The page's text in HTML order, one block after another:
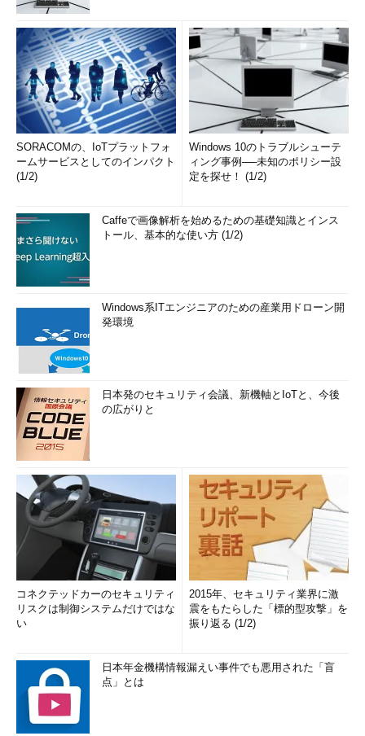
SORACOMの、IoTプラットフォ
ームサービスとしてのインパクト
(1/2)
Windows 10のトラブルシューテ
ィング事例──未知のポリシー設
定を探せ！ (1/2)
Caffeで画像解析を始めるための基礎知識とインス
トール、基本的な使い方 (1/2)
Windows系ITエンジニアのための産業用ドローン開
発環境
日本発のセキュリティ会議、新機軸とIoTと、今後
の広がりと
コネクテッドカーのセキュリティ
リスクは制御システムだけではな
い
2015年、セキュリティ業界に激
震をもたらした「標的型攻撃」を
振り返る (1/2)
日本年金機構情報漏えい事件でも悪用された「盲
点」とは